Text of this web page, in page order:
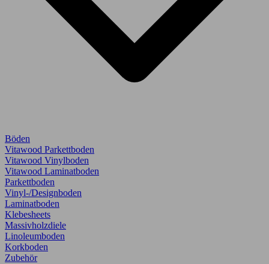
Böden
Vitawood Parkettboden
Vitawood Vinylboden
Vitawood Laminatboden
Parkettboden
Vinyl-/Designboden
Laminatboden
Klebesheets
Massivholzdiele
Linoleumboden
Korkboden
Zubehör